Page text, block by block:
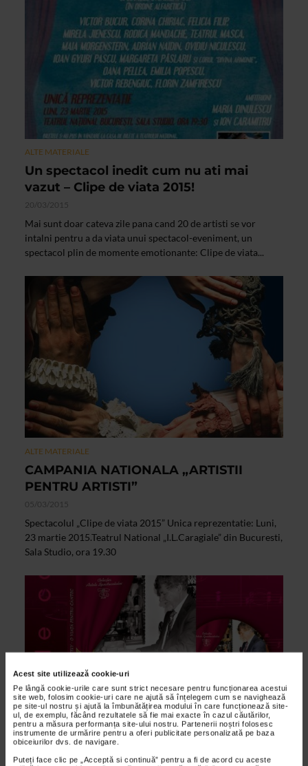
Acest site utilizează cookie-uri
Pe lângă cookie-urile care sunt strict necesare pentru funcționarea acestui
site web, folosim cookie-uri care ne ajută să înțelegem cum se navighează
pe site-ul nostru și ajută la îmbunătățirea modului în care funcționează site-
ul, de exemplu, făcând rezultatele să fie mai exacte în cazul căutărilor,
pentru a măsura performanța site-ului nostru. Partenerii noștri folosesc
instrumente de urmărire pentru a oferi publicitate personalizată pe baza
obiceiurilor dvs. de navigare.
Puteți face clic pe „Acceptă si continuă” pentru a fi de acord cu aceste
ALTE MATERIALE
Un spectacol inedit cum nu ati mai
vazut – Clipe de viata 2015!
20/03/2015
Mai sunt doar cateva zile pana cand 20 de artisti se vor
intalni pentru a da viata unui spectacol-eveniment, un
spectacol plin de momente emotionante: Clipe de viata...
ALTE MATERIALE
CAMPANIA NATIONALA „ARTISTII
PENTRU ARTISTI”
05/03/2015
Spectacolul „Clipe de viata 2015” Unica reprezentatie: Luni,
23 martie 2015.Teatrul National „I.L.Caragiale” din Bucuresti,
Sala Studio, ora 19.30
ALTE MATERIALE
Lansarea cartii biografice cu dublu CD